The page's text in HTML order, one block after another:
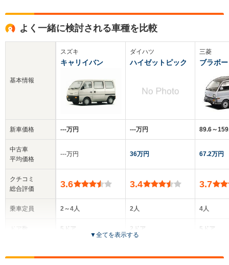
よく一緒に検討される車種を比較
基本情報
新車価格
中古車
平均価格
クチコミ
総合評価
乗車定員
スズキ
キャリイバン
‐‐‐万円
‐‐‐万円
3.6
2～4人
5ドア
全高
ダイハツ
ハイゼットピック
‐‐‐万円
36万円
3.4
2人
2ドア
全高
三菱
ブラボー
89.6～
67.2万円
3.7
4人
5ドア
全高
▼全てを表示する